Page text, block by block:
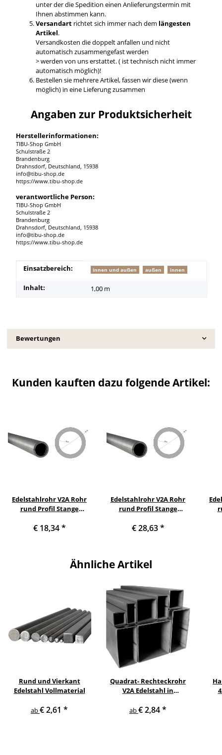
unter der die Spedition einen Anlieferungstermin mit
Ihnen abstimmen kann.
Versandartrichtet sich immer nach dem längesten
Artikel.
Versandkosten die doppelt anfallen und nicht
automatisch zusammengefast werden
> werden von uns erstattet. ( ist technisch nicht immer
automatisch möglich)!
Bestellen sie mehrere Artikel, fassen wir diese (wenn
möglich) in eine Lieferung zusammen
Angaben zur Produktsicherheit
Herstellerinformationen:
TIBU-Shop GmbH
Schulstraße 2
Brandenburg
Drahnsdorf, Deutschland, 15938
info@tibu-shop.de
https://www.tibu-shop.de
verantwortliche Person:
TIBU-Shop GmbH
Schulstraße 2
Brandenburg
Drahnsdorf, Deutschland, 15938
info@tibu-shop.de
https://www.tibu-shop.de
Produkteigenschaft
Wert
Einsatzbereich: innen und außen außen innen
Inhalt: 1,00 m
Bewertungen
Kunden kauften dazu folgende Artikel:
Edelstahlrohr V2A Rohr
rund Profil Stange
Länge: 1000 mm
€ 18,34*
Edelstahlrohr V2A Rohr
rund Profil Stange
Länge: 1600 mm
€ 28,63*
Ähnliche Artikel
Rund und Vierkant
Edelstahl Vollmaterial
ab€ 2,61 *
Quadrat- Rechteckrohr
V2A Edelstahl in
Querschnitten und
ab€ 2,84*